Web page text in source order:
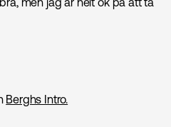
Berghs Intro.